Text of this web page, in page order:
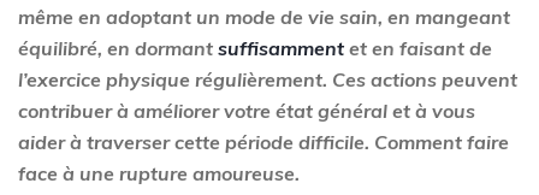
même en adoptant un mode de vie sain, en mangeant
équilibré, en dormant suffisamment et en faisant de
l’exercice physique régulièrement. Ces actions peuvent
contribuer à améliorer votre état général et à vous
aider à traverser cette période difficile. Comment faire
face à une rupture amoureuse.